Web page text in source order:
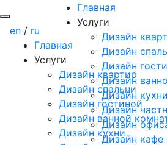
en / ru
Главная
Услуги
Дизайн квартир
Дизайн спальни
Дизайн гостиной
Дизайн ванной
Дизайн кухни
Главная
Услуги
Дизайн
Дизайн
Дизайн
Дизайн
Дизайн кухни
Дизайн
Дизайн
Дизайн кафе